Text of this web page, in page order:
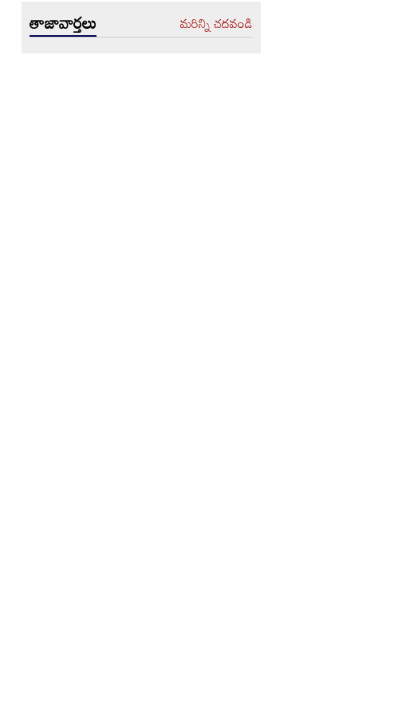
తాజావార్తలు మరిన్ని చదవండి